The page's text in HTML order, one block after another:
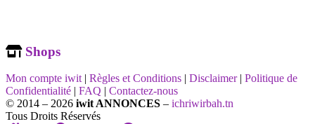
Shops
Mon compte iwit | Règles et Conditions | Disclaimer | Politique de
Confidentialité | FAQ | Contactez-nous
© 2014 – 2026 iwit ANNONCES – ichriwirbah.tn
Tous Droits Réservés